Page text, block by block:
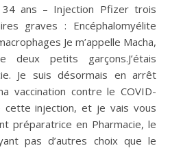
34 ans – Injection Pfizer trois
graves : Encéphalomyélite
Je m’appelle Macha,
petits garçons.J’étais
Je suis désormais en arrêt
vaccination contre le COVID-
cette injection, et je vais vous
préparatrice en Pharmacie, le
pas d’autres choix que le